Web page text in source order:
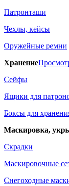
Патронташи
Чехлы, кейсы
Оружейные ремни
Хранение
Сейфы
Ящики для
Боксы для
Маскировка,
Скрадки
Маскировочные
Снегоходные